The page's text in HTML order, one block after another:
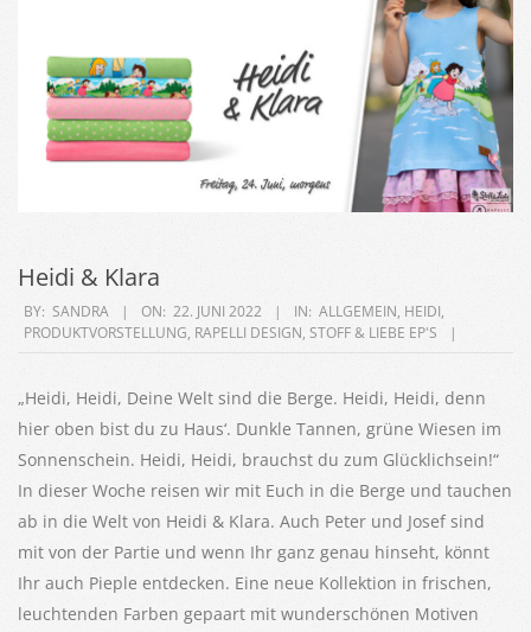
Heidi & Klara
2022-
06-
BY: SANDRA ON: 22. JUNI 2022 IN: ALLGEMEIN, HEIDI,
PRODUKTVORSTELLUNG, RAPELLI DESIGN, STOFF & LIEBE EP'S
„Heidi, Heidi, Deine Welt sind die Berge. Heidi, Heidi, denn
hier oben bist du zu Haus‘. Dunkle Tannen, grüne Wiesen im
Sonnenschein. Heidi, Heidi, brauchst du zum Glücklichsein!“
In dieser Woche reisen wir mit Euch in die Berge und tauchen
ab in die Welt von Heidi & Klara. Auch Peter und Josef sind
mit von der Partie und wenn Ihr ganz genau hinseht, könnt
Ihr auch Pieple entdecken. Eine neue Kollektion in frischen,
leuchtenden Farben gepaart mit wunderschönen Motiven